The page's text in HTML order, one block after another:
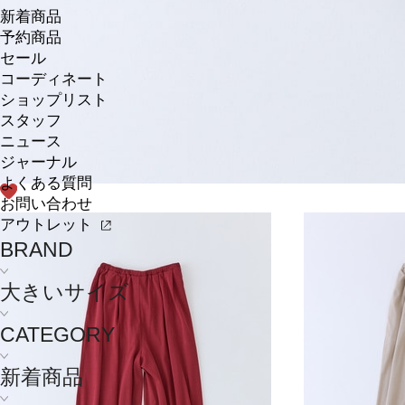
新着商品
予約商品
セール
コーディネート
ショップリスト
スタッフ
ニュース
ジャーナル
よくある質問
お問い合わせ
アウトレット
BRAND
大きいサイズ
CATEGORY
新着商品